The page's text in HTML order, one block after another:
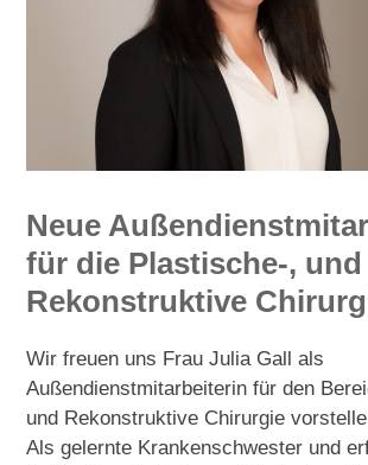
Neue
für die Plastische-, und
Rekonstruktive
Wir freuen uns Frau Julia Gall als
Außendienstmitarbeiterin für den
und Rekonstruktive Chirurgie
Als gelernte Krankenschwester und